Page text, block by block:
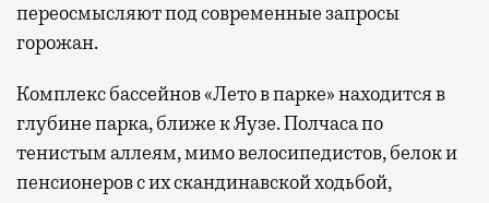
переосмысляют под современные запросы
горожан.
Комплекс бассейнов «Лето в парке» находится в
глубине парка, ближе к Яузе. Полчаса по
тенистым аллеям, мимо велосипедистов, белок и
пенсионеров с их скандинавской ходьбой,